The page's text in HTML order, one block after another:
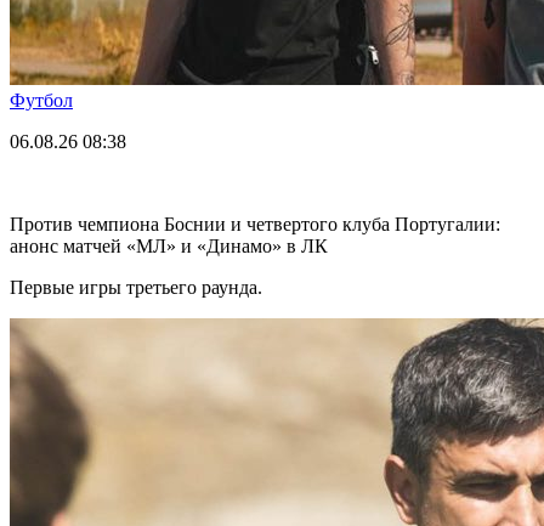
Футбол
06.08.26 08:38
Против чемпиона Боснии и четвертого клуба Португалии:
анонс матчей «МЛ» и «Динамо» в ЛК
Первые игры третьего раунда.